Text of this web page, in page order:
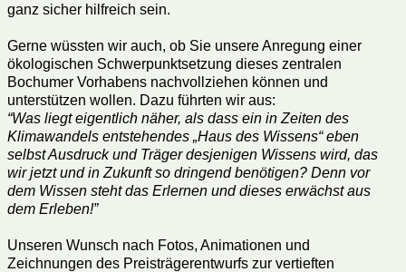
ganz sicher hilfreich sein.
Gerne wüssten wir auch, ob Sie unsere Anregung einer
ökologischen Schwerpunktsetzung dieses zentralen
Bochumer Vorhabens nachvollziehen können und
unterstützen wollen. Dazu führten wir aus:
“Was liegt eigentlich näher, als dass ein in Zeiten des
Klimawandels entstehendes „Haus des Wissens“ eben
selbst Ausdruck und Träger desjenigen Wissens wird, das
wir jetzt und in Zukunft so dringend benötigen? Denn vor
dem Wissen steht das Erlernen und dieses erwächst aus
dem Erleben!”
Unseren Wunsch nach Fotos, Animationen und
Zeichnungen des Preisträgerentwurfs zur vertieften